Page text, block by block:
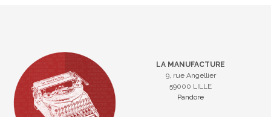
LA MANUFACTURE
9, rue Angellier
59000 LILLE
Pandore